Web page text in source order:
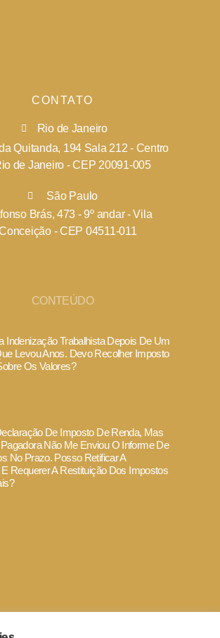
CONTATO
Rio de Janeiro
Quitanda, 194 Sala 212 - Centro
de Janeiro - CEP 20091-005
São Paulo
Brás, 473 - 9º andar - Vila
- CEP 04511-011
CONTEÚDO
Indenização Trabalhista Depois De Um
Levou Anos. Devo Recolher Imposto
Os Valores?
De Imposto De Renda, Mas
Não Me Enviou O Informe De
No Prazo. Posso Retificar A
Requerer A Restituição Dos Impostos